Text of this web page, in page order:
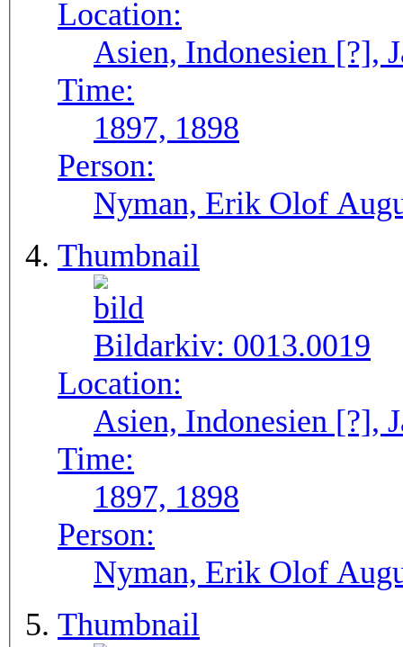
Location:
Asien, Indonesien [?],
Time:
1897, 1898
Person:
Nyman, Erik Olof
Thumbnail
Bildarkiv: 0013.0019
Location:
Asien, Indonesien [?],
Time:
1897, 1898
Person:
Nyman, Erik Olof
Thumbnail